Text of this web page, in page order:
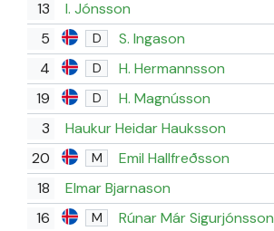
13
I. Jónsson
5
D
S. Ingason
4
D
H. Hermannsson
19
D
H. Magnússon
3
Haukur Heidar Hauksson
20
M
Emil Hallfreðsson
18
Elmar Bjarnason
16 M
Rúnar Már Sigurjónsson